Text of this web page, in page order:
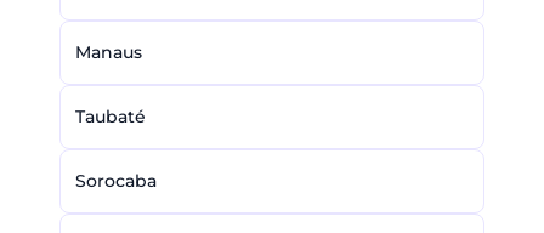
Manaus
Taubaté
Sorocaba